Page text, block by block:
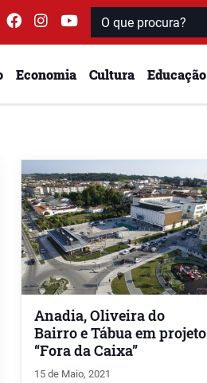
Economia Cultura Educação
Anadia, Oliveira do
Bairro e Tábua em projeto
“Fora da Caixa”
15 de Maio, 2021